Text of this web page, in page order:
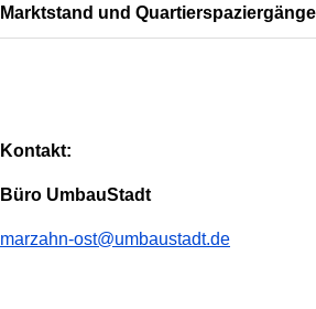
Marktstand und
Kontakt:
Büro UmbauStadt
marzahn-ost@umbaustadt.de